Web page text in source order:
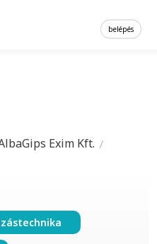
belépés
Exim Kft.